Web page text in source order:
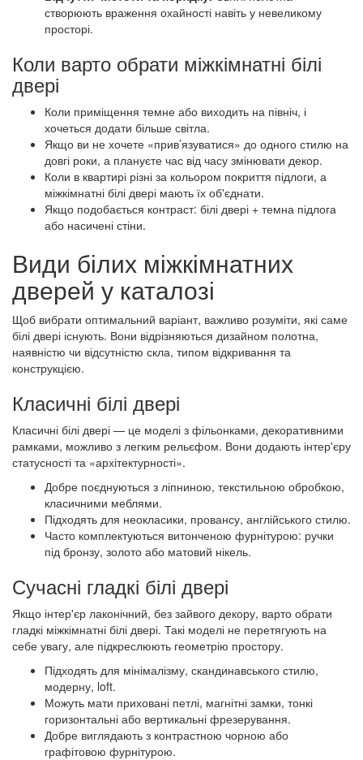
створюють враження охайності навіть у невеликому
просторі.
Коли варто обрати міжкімнатні білі
двері
Коли приміщення темне або виходить на північ, і
хочеться додати більше світла.
Якщо ви не хочете «прив’язуватися» до одного стилю на
довгі роки, а плануєте час від часу змінювати декор.
Коли в квартирі різні за кольором покриття підлоги, а
міжкімнатні білі двері мають їх об'єднати.
Якщо подобається контраст: білі двері + темна підлога
або насичені стіни.
Види білих міжкімнатних
дверей у каталозі
Щоб вибрати оптимальний варіант, важливо розуміти, які саме
білі двері існують. Вони відрізняються дизайном полотна,
наявністю чи відсутністю скла, типом відкривання та
конструкцією.
Класичні білі двері
Класичні білі двері — це моделі з фільонками, декоративними
рамками, можливо з легким рельєфом. Вони додають інтер'єру
статусності та «архітектурності».
Добре поєднуються з ліпниною, текстильною обробкою,
класичними меблями.
Підходять для неокласики, провансу, англійського стилю.
Часто комплектуються витонченою фурнітурою: ручки
під бронзу, золото або матовий нікель.
Сучасні гладкі білі двері
Якщо інтер'єр лаконічний, без зайвого декору, варто обрати
гладкі міжкімнатні білі двері. Такі моделі не перетягують на
себе увагу, але підкреслюють геометрію простору.
Підходять для мінімалізму, скандинавського стилю,
модерну, loft.
Можуть мати приховані петлі, магнітні замки, тонкі
горизонтальні або вертикальні фрезерування.
Добре виглядають з контрастною чорною або
графітовою фурнітурою.